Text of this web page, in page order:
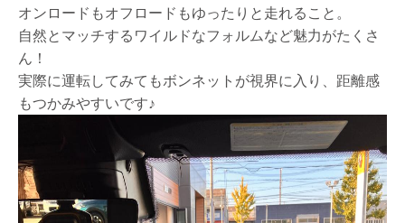
オンロードもオフロードもゆったりと走れること。
自然とマッチするワイルドなフォルムなど魅力がたくさ
ん！
実際に運転してみてもボンネットが視界に入り、距離感
もつかみやすいです♪